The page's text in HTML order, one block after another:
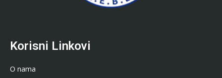
Korisni Linkovi
O nama